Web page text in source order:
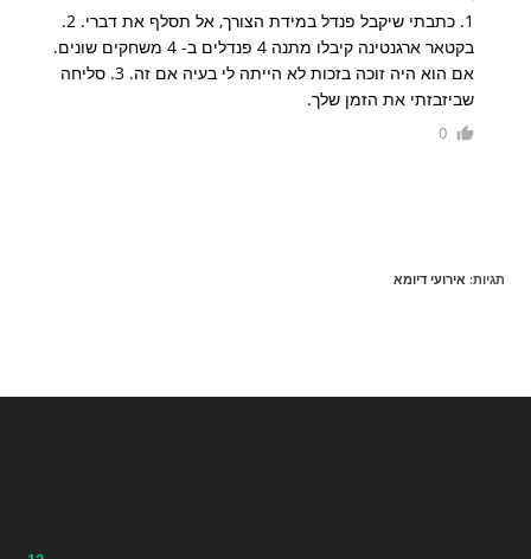
1. כתבתי שיקבל פנדל במידת הצורך, אל תסלף את דברי. 2.
בקטאר ארגנטינה קיבלו מתנה 4 פנדלים ב- 4 משחקים שונים.
אם הוא היה זוכה בזכות לא הייתה לי בעיה אם זה. 3. סליחה
שביזבזתי את הזמן שלך.
0
תגיות: אירועי דיומא